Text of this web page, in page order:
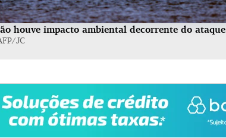
houve impacto ambiental decorrente do ataque
JC